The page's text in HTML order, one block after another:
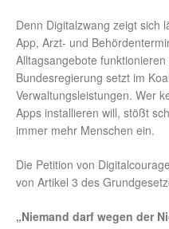
Denn Digitalzwang zeigt sich
App, Arzt- und
Alltagsangebote
Bundesregierung setzt im
Verwaltungsleistungen. Wer
Apps installieren will, stößt
immer mehr Menschen ein.
Die Petition von
von Artikel 3 des
„Niemand darf wegen der